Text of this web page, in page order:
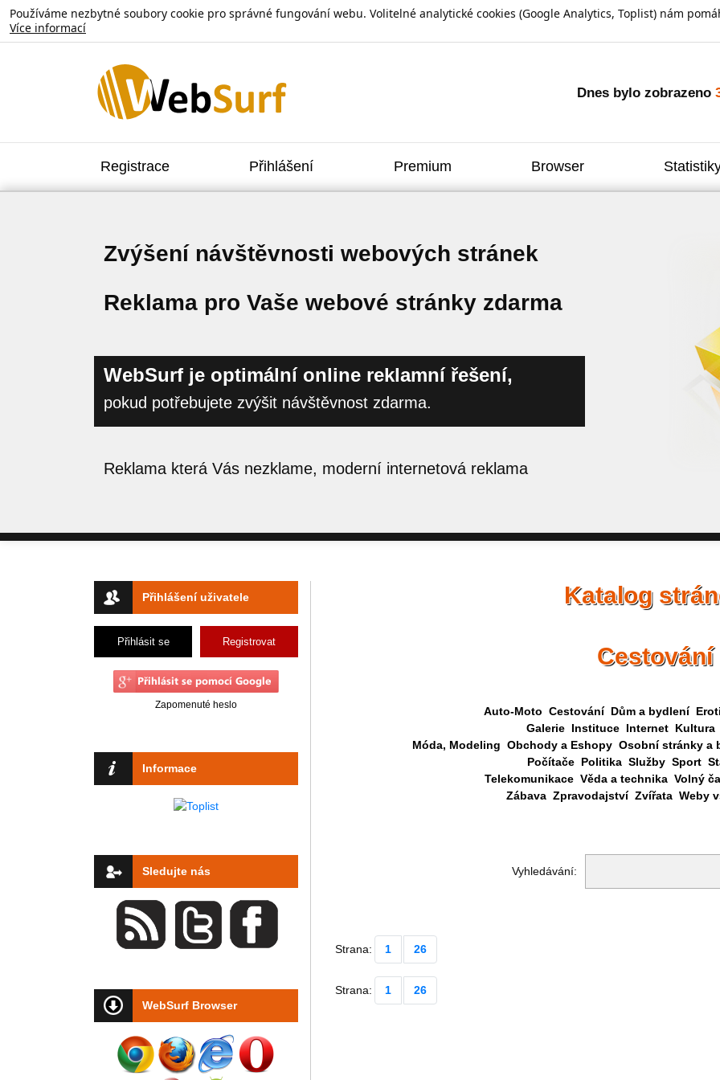
Používáme nezbytné soubory cookie pro správné fungování webu. Volitelné analytické cookies (Google Analytics, Toplist) nám
Více informací
Dnes bylo zobrazeno
Registrace Přihlášení Premium Browser
Zvýšení návštěvnosti webových stránek
Reklama pro Vaše webové stránky zdarma
WebSurf je optimální online reklamní řešení,
pokud potřebujete zvýšit návštěvnost zdarma.
Reklama která Vás nezklame, moderní internetová reklama
Přihlášení uživatele
Přihlásit se Registrovat
Zapomenuté heslo
Informace
Sledujte nás
WebSurf Browser
Katalog
Cestování
Auto-Moto Cestování Dům a bydlení
Galerie Instituce Internet Kultura
Móda, Modeling Obchody a Eshopy Osobní stránky a
Počítače Politika Služby Sport
Telekomunikace Věda a technika Volný
Zábava Zpravodajství Zvířata Weby
Vyhledávání:
Strana: 1 26
Strana: 1 26